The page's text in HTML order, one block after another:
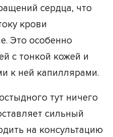
сердца, что
крови
Это особенно
с тонкой кожей и
к ней капиллярами.
тут ничего
сильный
на консультацию